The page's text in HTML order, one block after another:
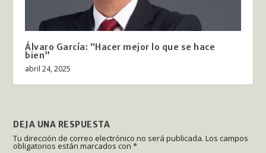
Álvaro García: “Hacer mejor lo que se hace
bien”
abril 24, 2025
DEJA UNA RESPUESTA
Tu dirección de correo electrónico no será publicada. Los campos
obligatorios están marcados con*